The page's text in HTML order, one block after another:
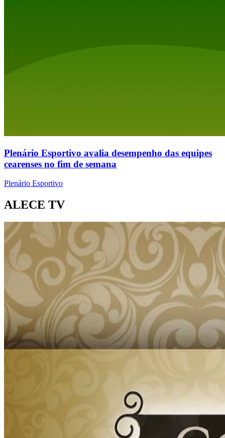
Plenário Esportivo avalia desempenho das equipes
cearenses no fim de semana
Plenário Esportivo
ALECE TV